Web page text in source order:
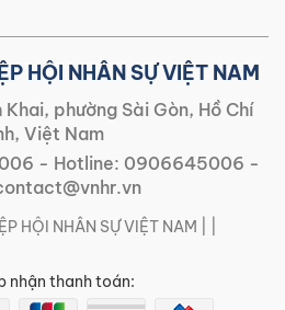
HỘI NHÂN SỰ VIỆT NAM
Khai, phường Sài Gòn, Hồ Chí
Việt Nam
- Hotline: 0906645006 -
HỘI NHÂN SỰ VIỆT NAM | |
nhận thanh toán: